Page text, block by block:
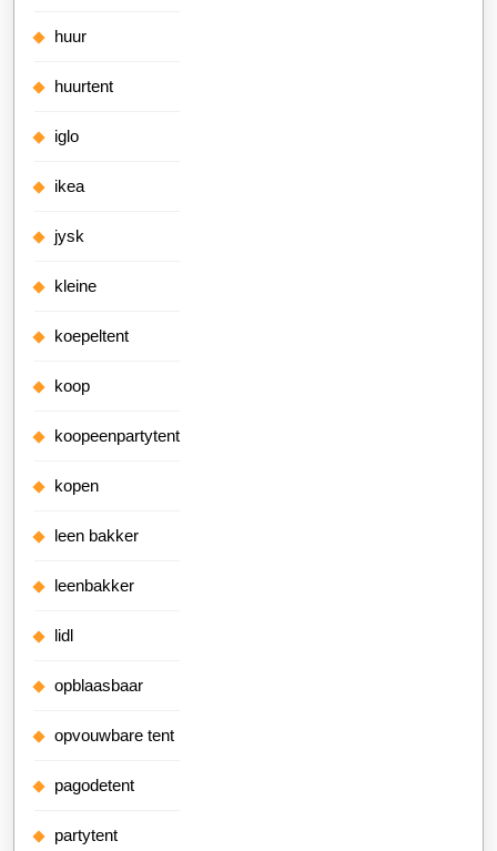
huur
huurtent
iglo
ikea
jysk
kleine
koepeltent
koop
koopeenpartytent
kopen
leen bakker
leenbakker
lidl
opblaasbaar
opvouwbare tent
pagodetent
partytent